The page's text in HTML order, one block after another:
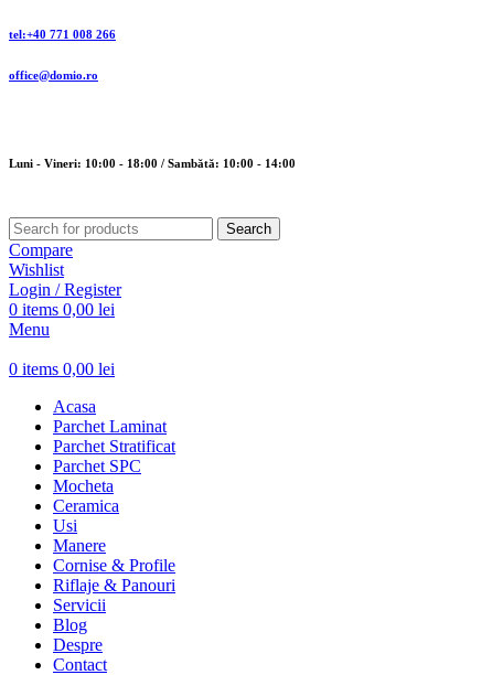
tel:+40 771 008 266
office@domio.ro
Luni - Vineri: 10:00 - 18:00 / Sambătă: 10:00 - 14:00
Search
Compare
Wishlist
Login / Register
0 items 0,00 lei
Menu
0 items 0,00 lei
Acasa
Parchet Laminat
Parchet Stratificat
Parchet SPC
Mocheta
Ceramica
Usi
Manere
Cornise & Profile
Riflaje & Panouri
Servicii
Blog
Despre
Contact